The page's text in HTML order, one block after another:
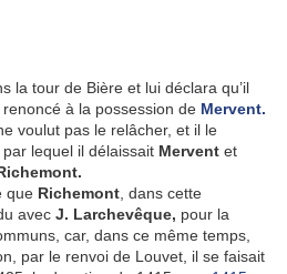
la tour de Bière et lui déclara qu’il
renoncé à la possession de Mervent.
voulut pas le relâcher, et il le
lequel il délaissait Mervent et
que Richemont , dans cette
avec J. Larchevêque, pour la
car, dans ce même temps,
par le renvoi de Louvet, il se faisait